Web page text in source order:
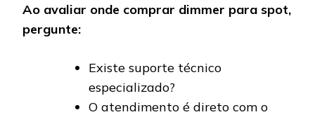
Ao avaliar onde comprar dimmer para spot,
pergunte:
Existe suporte técnico
especializado?
O atendimento é direto com o